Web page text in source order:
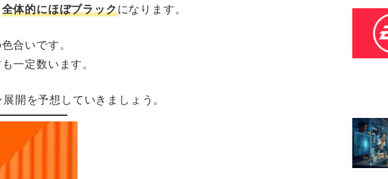
全体的にほぼブラックになります。
合いです。
一定数います。
開を予想していきましょう。